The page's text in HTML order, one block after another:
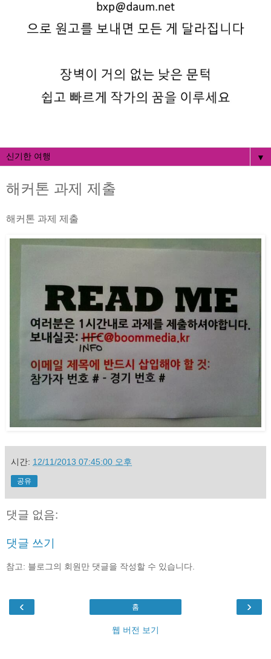
▼
해커톤 과제 제출
해커톤 과제 제출
시간: 12/11/2013 07:45:00 오후
공유
댓글 없음:
댓글 쓰기
참고: 블로그의 회원만 댓글을 작성할 수 있습니다.
‹ ›
홈
웹 버전 보기